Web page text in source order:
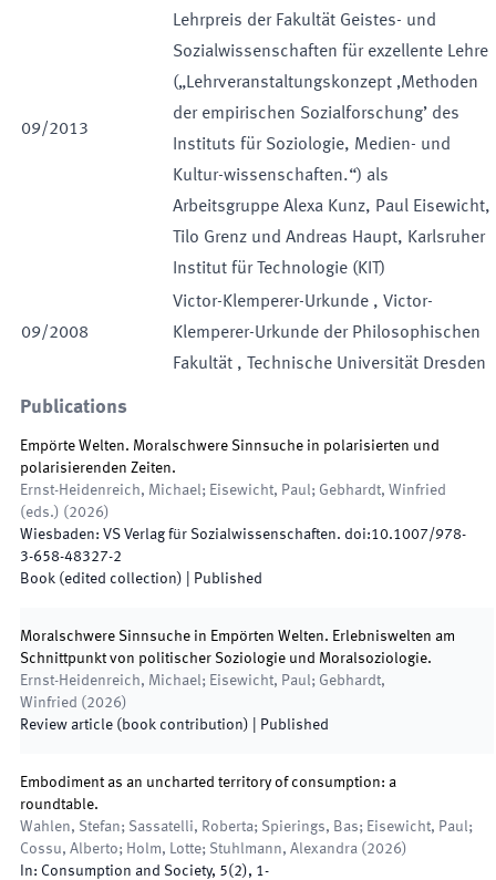
09/2013
Lehrpreis der Fakultät Geistes- und
Sozialwissenschaften für exzellente Lehre
(„Lehrveranstaltungskonzept ‚Methoden
der empirischen Sozialforschung’ des
Instituts für Soziologie, Medien- und
Kultur-wissenschaften.“) als
Arbeitsgruppe Alexa Kunz, Paul Eisewicht,
Tilo Grenz und Andreas Haupt, Karlsruher
Institut für Technologie (KIT)
09/2008
Victor-Klemperer-Urkunde , Victor-
Klemperer-Urkunde der Philosophischen
Fakultät , Technische Universität Dresden
Publications
Empörte Welten. Moralschwere Sinnsuche in polarisierten und
polarisierenden Zeiten.
Ernst-Heidenreich, Michael; Eisewicht, Paul; Gebhardt, Winfried
( eds.) ( 2026)
Wiesbaden: VS Verlag für Sozialwissenschaften. doi:10.1007/978-
3-658-48327-2
Book (edited collection)
Published
Moralschwere Sinnsuche in Empörten Welten. Erlebniswelten am
Schnittpunkt von politischer Soziologie und Moralsoziologie.
Ernst-Heidenreich, Michael; Eisewicht, Paul; Gebhardt,
Winfried ( 2026)
Review article (book contribution)
Published
Embodiment as an uncharted territory of consumption: a
roundtable.
Wahlen, Stefan; Sassatelli, Roberta; Spierings, Bas; Eisewicht, Paul;
Cossu, Alberto; Holm, Lotte; Stuhlmann, Alexandra ( 2026)
In: Consumption and Society, 5(2), 1-